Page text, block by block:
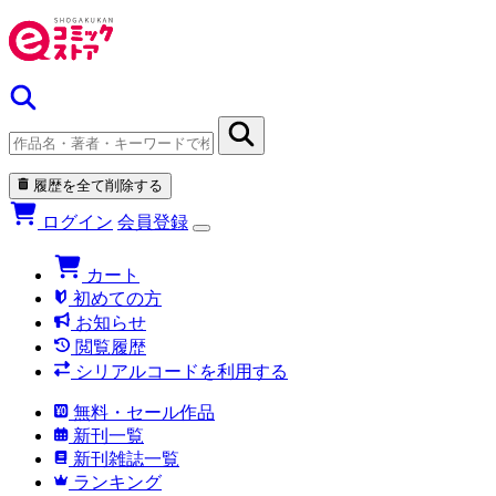
履歴を全て削除する
ログイン 会員登録
カート
初めての方
お知らせ
閲覧履歴
シリアルコードを利用する
無料・セール作品
新刊一覧
新刊雑誌一覧
ランキング